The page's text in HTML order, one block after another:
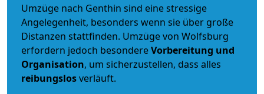
Umzüge nach Genthin sind eine stressige
Angelegenheit, besonders wenn sie über große
Distanzen stattfinden. Umzüge von Wolfsburg
erfordern jedoch besondereVorbereitung und
Organisation, um sicherzustellen, dass alles
reibungslosverläuft.